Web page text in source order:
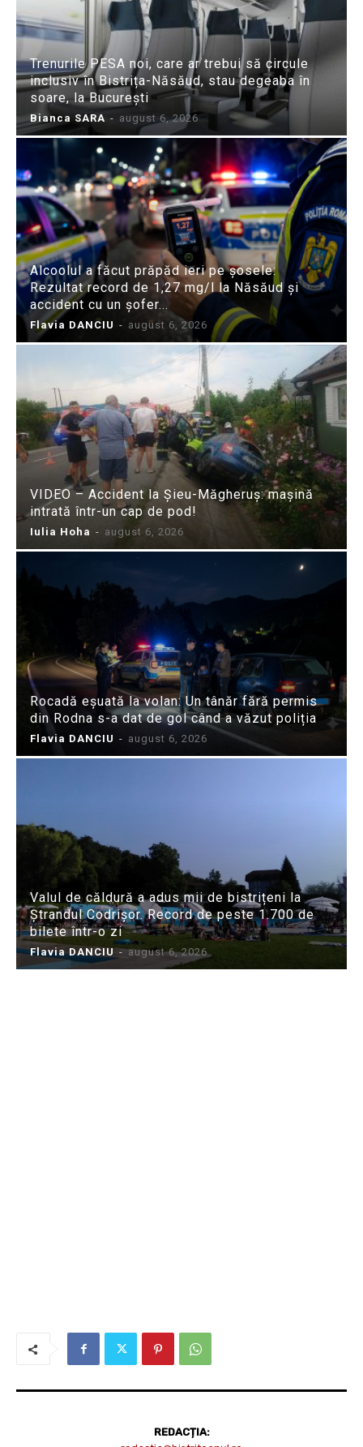
Trenurile PESA noi, care ar trebui să circule
inclusiv în Bistrița-Năsăud, stau degeaba în
soare, la București
Bianca SARA - august 6, 2026
Alcoolul a făcut prăpăd ieri pe șosele:
Rezultat record de 1,27 mg/l la Năsăud și
accident cu un șofer...
Flavia DANCIU - august 6, 2026
VIDEO – Accident la Șieu-Măgheruș: mașină
intrată într-un cap de pod!
Iulia Hoha - august 6, 2026
Rocadă eșuată la volan: Un tânăr fără permis
din Rodna s-a dat de gol când a văzut poliția
Flavia DANCIU - august 6, 2026
Valul de căldură a adus mii de bistrițeni la
Ștrandul Codrișor. Record de peste 1.700 de
bilete într-o zi
Flavia DANCIU - august 6, 2026
REDACȚIA: